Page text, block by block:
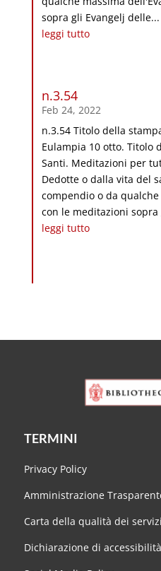
sopra gli Evangelj delle...
leggi tutto
n.3.54
Feb 24, 2022
n.3.54 Titolo della
Eulampia 10 otto. Titolo
Santi. Meditazioni per
Dedotte o dalla vita del
compendio o da
con le meditazioni sopra
leggi tutto
TERMINI
Privacy Policy
Amministrazione
Carta della qualità dei servizi
Dichiarazione di accessibilità